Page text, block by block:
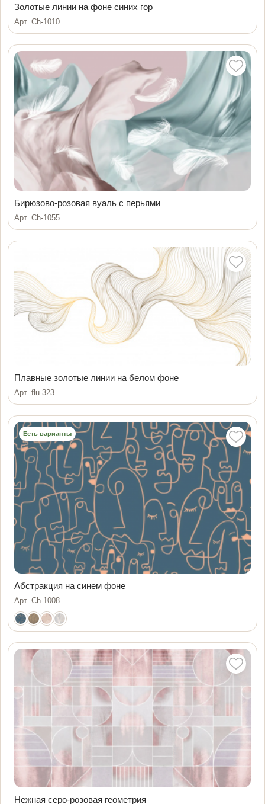
Золотые линии на фоне синих гор
Арт. Ch-1010
Бирюзово-розовая вуаль с перьями
Арт. Ch-1055
Плавные золотые линии на белом фоне
Арт. flu-323
Есть варианты
Абстракция на синем фоне
Арт. Ch-1008
Нежная серо-розовая геометрия